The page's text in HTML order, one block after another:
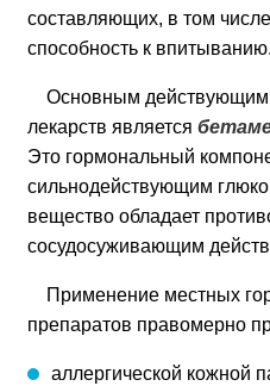
составляющих, в том
способность к впитыванию.
Основным
лекарств является
Это гормональный
сильнодействующим
вещество обладает
сосудосуживающим
Применение местных
препаратов правомерно
аллергической кожной